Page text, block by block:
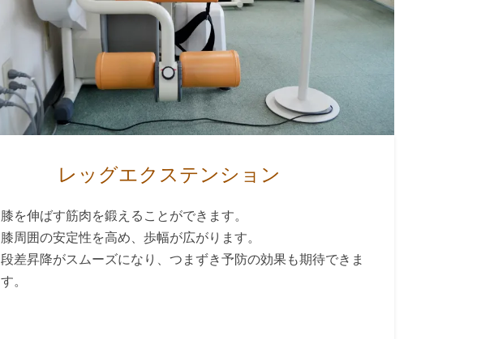
レッグエクステンション
膝を伸ばす筋肉を鍛えることができます。
膝周囲の安定性を高め、歩幅が広がります。
段差昇降がスムーズになり、つまずき予防の効果も期待できま
す。